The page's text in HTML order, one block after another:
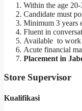
Within the age
Candidate must
Minimum 3 years
Fluent in
Available to work
Acute financial
Placement in
Store Supervisor
Kualifikasi